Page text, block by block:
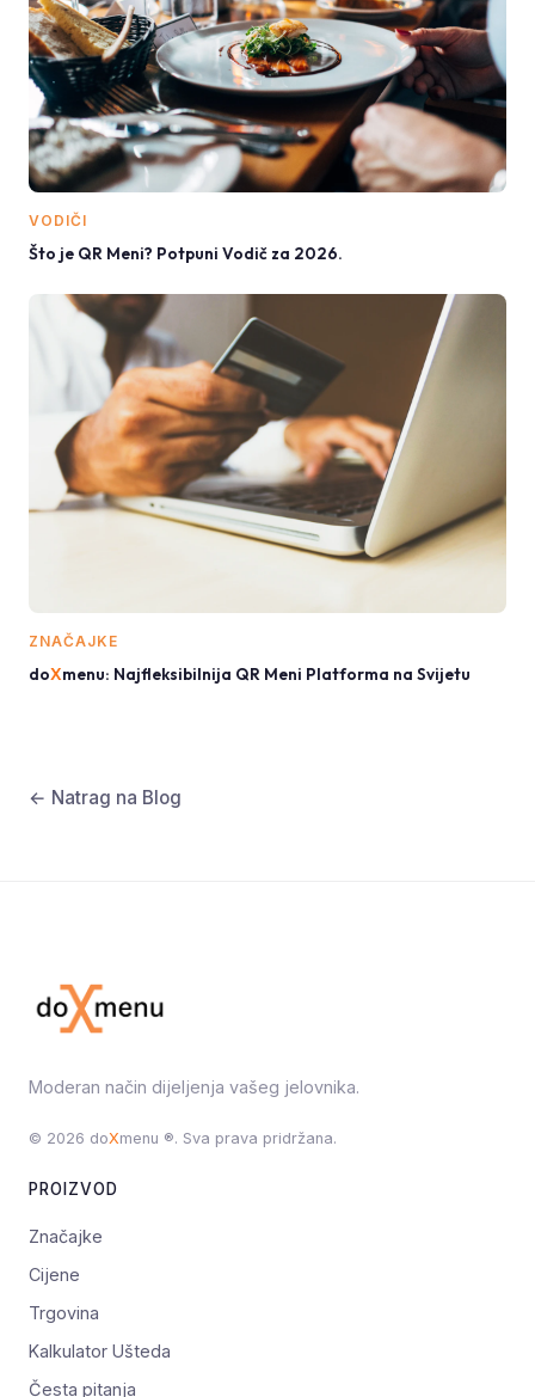
VODIČI
Što je QR Meni? Potpuni Vodič za 2026.
ZNAČAJKE
doXmenu: Najfleksibilnija QR Meni Platforma na Svijetu
← Natrag na Blog
Moderan način dijeljenja vašeg jelovnika.
© 2026 doXmenu ®. Sva prava pridržana.
PROIZVOD
Značajke
Cijene
Trgovina
Kalkulator Ušteda
Česta pitanja